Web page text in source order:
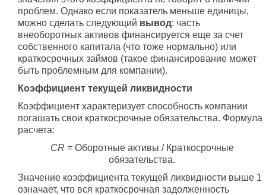
проблем. Однако если показатель меньше единицы,
можно сделать следующий вывод: часть
внеоборотных активов финансируется еще за счет
собственного капитала (что тоже нормально) или
краткосрочных займов (такое финансирование может
быть проблемным для компании).
Коэффициент текущей ликвидности
Коэффициент характеризует способность компании
погашать свои краткосрочные обязательства. Формула
расчета:
CR = Оборотные активы / Краткосрочные
обязательства.
Значение коэффициента текущей ликвидности выше 1
означает, что вся краткосрочная задолженность